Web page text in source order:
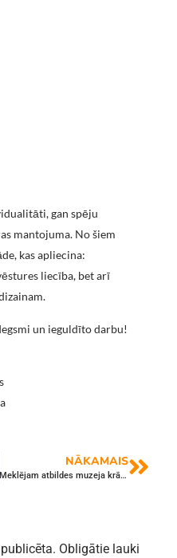
gan spēju
mantojuma. No šiem
kas apliecina:
liecība, bet arī
un ieguldīto darbu!
NĀKAMAIS
Meklējam atbildes muzeja krājumos
Obligātie lauki